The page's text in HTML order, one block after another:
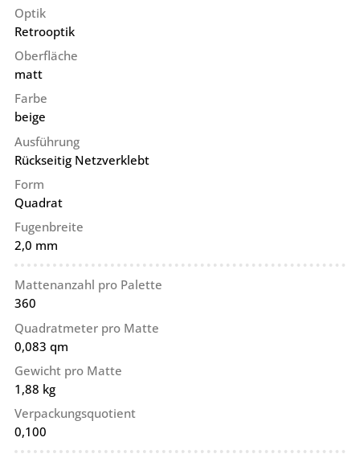
Optik
Retrooptik
Oberfläche
matt
Farbe
beige
Ausführung
Rückseitig Netzverklebt
Form
Quadrat
Fugenbreite
2,0 mm
Mattenanzahl pro Palette
360
Quadratmeter pro Matte
0,083 qm
Gewicht pro Matte
1,88 kg
Verpackungsquotient
0,100